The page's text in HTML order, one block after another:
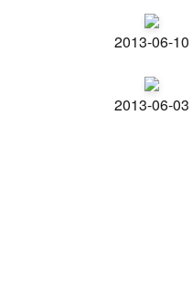
2013-06-10
2013-06-03